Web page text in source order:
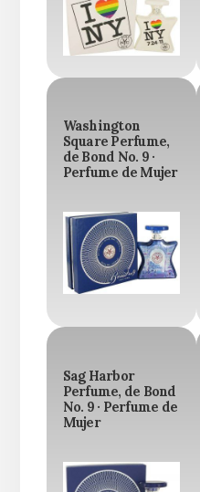
Washington
Square Perfume,
de Bond No. 9 ·
Perfume de Mujer
Sag Harbor
Perfume, de Bond
No. 9 · Perfume de
Mujer